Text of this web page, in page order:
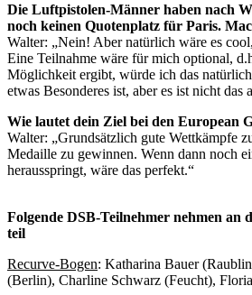
Die Luftpistolen-Männer haben nach
noch keinen Quotenplatz für Paris.
Walter: „Nein! Aber natürlich wäre es
Eine Teilnahme wäre für mich optional,
Möglichkeit ergibt, würde ich das
etwas Besonderes ist, aber es ist nicht das
Wie lautet dein Ziel bei den European
Walter: „Grundsätzlich gute Wettkämpfe
Medaille zu gewinnen. Wenn dann noch
herausspringt, wäre das perfekt.“
Folgende DSB-Teilnehmer nehmen an
teil
Recurve-Bogen: Katharina Bauer
(Berlin), Charline Schwarz (Feucht),